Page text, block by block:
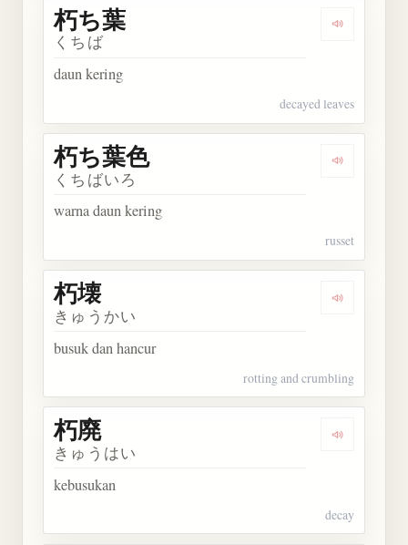
Dengarkan
朽ち葉
くちば
daun kering
decayed leaves
Dengarkan
朽ち葉色
くちばいろ
warna daun kering
russet
Dengarkan
朽壊
きゅうかい
busuk dan hancur
rotting and crumbling
Dengarkan
朽廃
きゅうはい
kebusukan
decay